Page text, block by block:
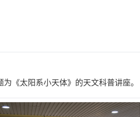
《太阳系小天体》的天文科普讲座。